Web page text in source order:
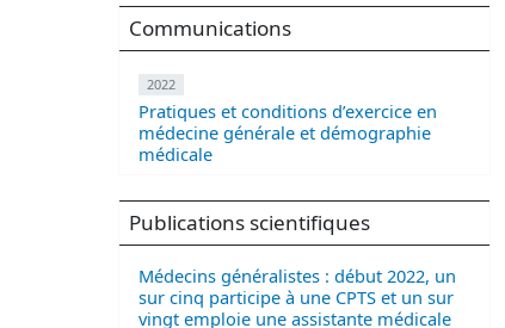
Communications
2022
Pratiques et conditions d’exercice en
médecine générale et démographie
médicale
Publications scientifiques
Médecins généralistes : début 2022, un
sur cinq participe à une CPTS et un sur
vingt emploie une assistante médicale